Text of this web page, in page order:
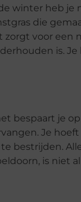
winter heb je
die
voor een
is.
bespaart je
Je
bestrijden.
is niet